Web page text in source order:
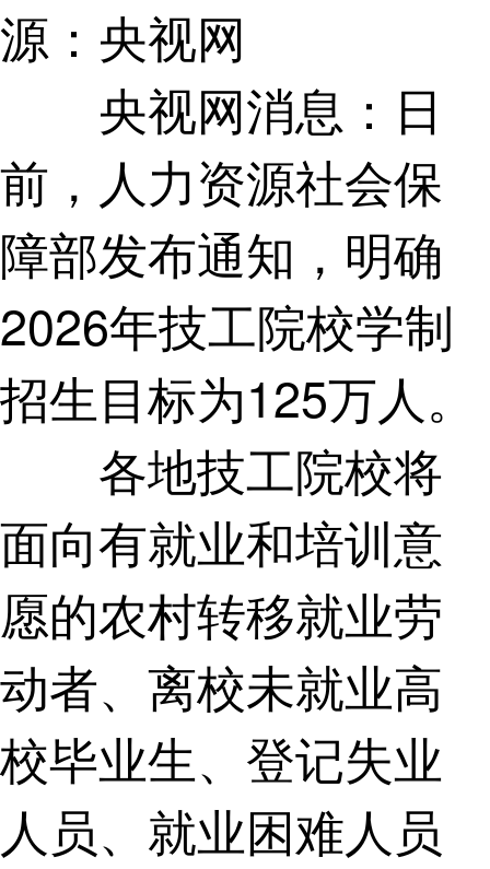
源：央视网
央视网消息： 日
前，人力资源社会保
障部发布通知，明确
2026年技工院校学制
招生目标为125万人。
各地技工院校将
面向有就业和培训意
愿的农村转移就业劳
动者、离校未就业高
校毕业生、登记失业
人员、就业困难人员